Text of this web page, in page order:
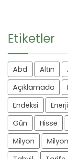
Etiketler
Abd Altın
Açıklamada
Endeksi
Enerji
Gün
Hisse
Milyon